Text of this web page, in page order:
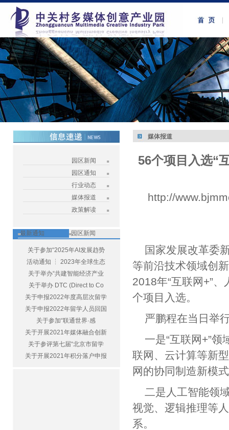
园区新闻
园区通知
行业动态
媒体报道
政策解读
最新通知 园区新闻
关于参加“2025年AI发展趋势
活动通知 ┆ 2023年全球生态
关于举办“共建智能经济产业
关于举办 DTC (Direct to Co
关于申报2022年度高层次留学
关于申报2022年留学人员回国
关于参加“联通世界·感
关于开展2021年媒体融合创新
关于参评第七届“北京市留学
关于开展2021年积分落户申报
媒体报道
56个项目入选“
http://
国家发展改革委
等前沿技术领域创
2018年“互联网+”
个项目入选。
严鹏程在当日举
一是“互联网+”
联网、云计算等新
网的协同制造新模
二是人工智能领
视觉、逻辑推理等
系。